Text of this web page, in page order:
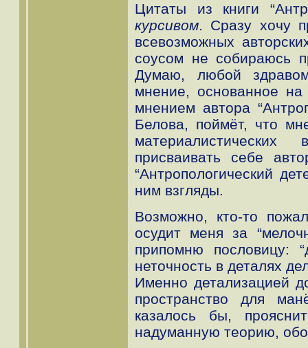
Цитаты из книги
курсивом. Сразу хочу
всевозможных
соусом не собираюсь
Думаю, любой
мнение, основанное
мнением автора
Белова, поймёт, что
присваивать себе
“Антропологический
ним взгляды.
Возможно, кто-то
осудит меня за
припомню пословицу:
неточность в деталях
Именно детализацией
пространство для
казалось бы,
надуманную теорию,